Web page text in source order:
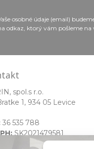
osobné údaje (email)
odkaz, ktorý vám pošleme
spol.s r.o.
1, 934 05 Levice
36 535 788
SK2021479581